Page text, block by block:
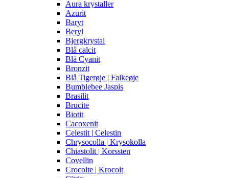
Aura krystaller
Azurit
Baryt
Beryl
Bjergkrystal
Blå calcit
Blå Cyanit
Bronzit
Blå Tigerøje | Falkeøje
Bumblebee Jaspis
Brasilit
Brucite
Biotit
Cacoxenit
Celestit | Celestin
Chrysocolla | Krysokolla
Chiastolit | Korssten
Covellin
Crocoite | Krocoit